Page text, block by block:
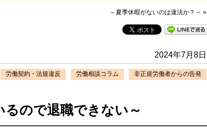
～夏季休暇がないのは違法か？～ »
2024年7月8日
労働契約・法規違反 労働相談コラム 非正規労働者からの告発
るので退職できない～